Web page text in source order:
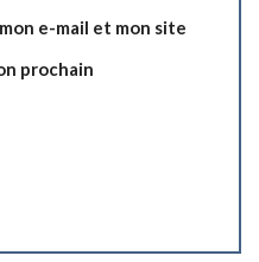
e-mail et mon site
prochain